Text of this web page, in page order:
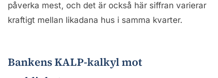
påverka mest, och det är också här siffran varierar
kraftigt mellan likadana hus i samma kvarter.
Bankens KALP-kalkyl mot